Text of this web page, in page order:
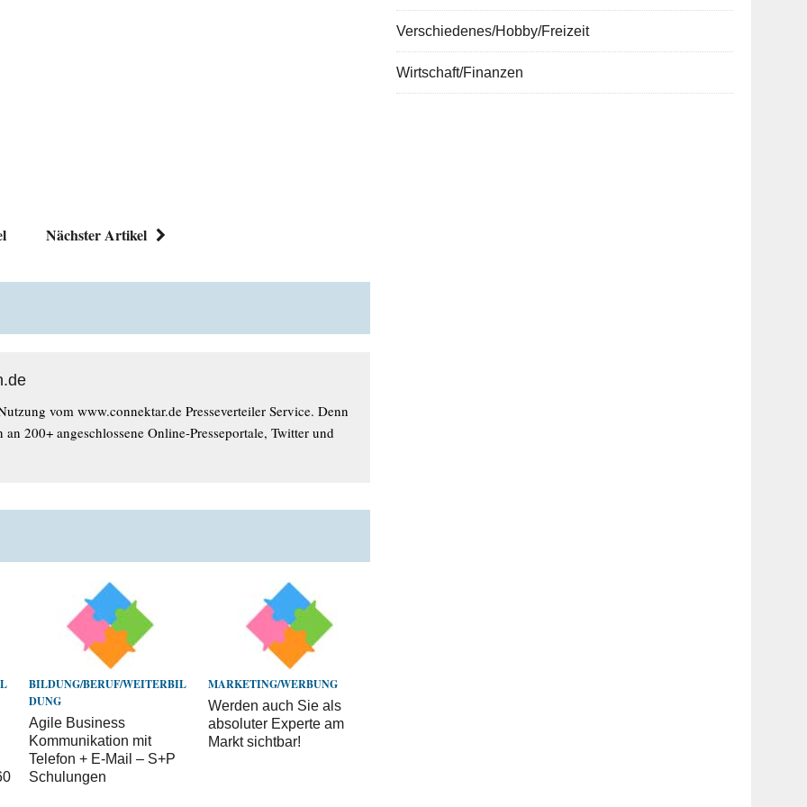
Nächster Artikel
vom www.connektar.de Presseverteiler Service. Denn
200+ angeschlossene Online-Presseportale, Twitter und
BILDUNG/BERUF/WEITERBIL
DUNG
Agile Business
Kommunikation mit
Telefon + E-Mail – S+P
Schulungen
MARKETING/WERBUNG
Werden auch Sie als
absoluter Experte am
Markt sichtbar!
Verschiedenes/Hobby/Freizeit
Wirtschaft/Finanzen